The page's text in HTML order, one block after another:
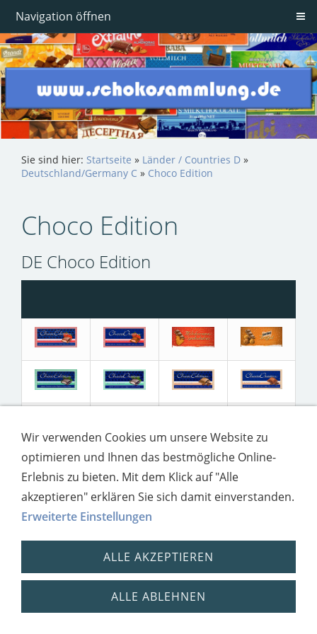
Navigation öffnen
Sie sind hier: Startseite » Länder / Countries D »
Deutschland/Germany C » Choco Edition
Choco Edition
DE Choco Edition
Impressum Datenschutz
Wir verwenden Cookies um unsere Website zu
optimieren und Ihnen das bestmögliche Online-
Erlebnis zu bieten. Mit dem Klick auf "Alle
akzeptieren" erklären Sie sich damit einverstanden.
Erweiterte Einstellungen
ALLE AKZEPTIEREN
ALLE ABLEHNEN